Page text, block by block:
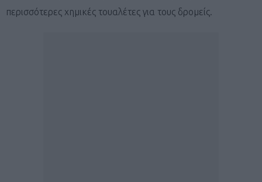
περισσότερες χημικές τουαλέτες για τους δρομείς.